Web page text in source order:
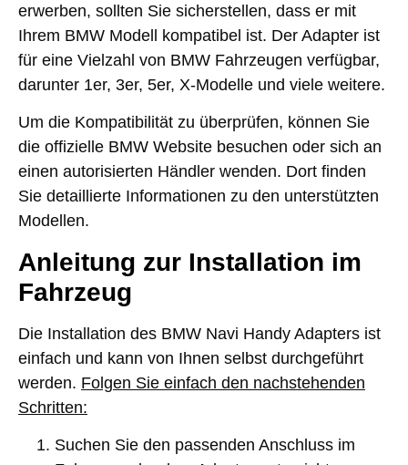
erwerben, sollten Sie sicherstellen, dass er mit
Ihrem BMW Modell kompatibel ist. Der Adapter ist
für eine Vielzahl von BMW Fahrzeugen verfügbar,
darunter 1er, 3er, 5er, X-Modelle und viele weitere.
Um die Kompatibilität zu überprüfen, können Sie
die offizielle BMW Website besuchen oder sich an
einen autorisierten Händler wenden. Dort finden
Sie detaillierte Informationen zu den unterstützten
Modellen.
Anleitung zur Installation im
Fahrzeug
Die Installation des BMW Navi Handy Adapters ist
einfach und kann von Ihnen selbst durchgeführt
werden. Folgen Sie einfach den nachstehenden
Schritten:
Suchen Sie den passenden Anschluss im